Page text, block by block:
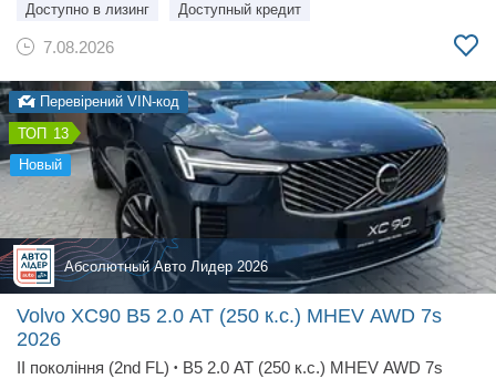
Доступно в лизинг
Доступный кредит
7.08.2026
Перевірений VIN-код
13
новый
Абсолютный Авто Лидер 2026
Volvo XC90 B5 2.0 AT (250 к.с.) MHEV AWD 7s
2026
II покоління (2nd FL) • B5 2.0 AT (250 к.с.) MHEV AWD 7s